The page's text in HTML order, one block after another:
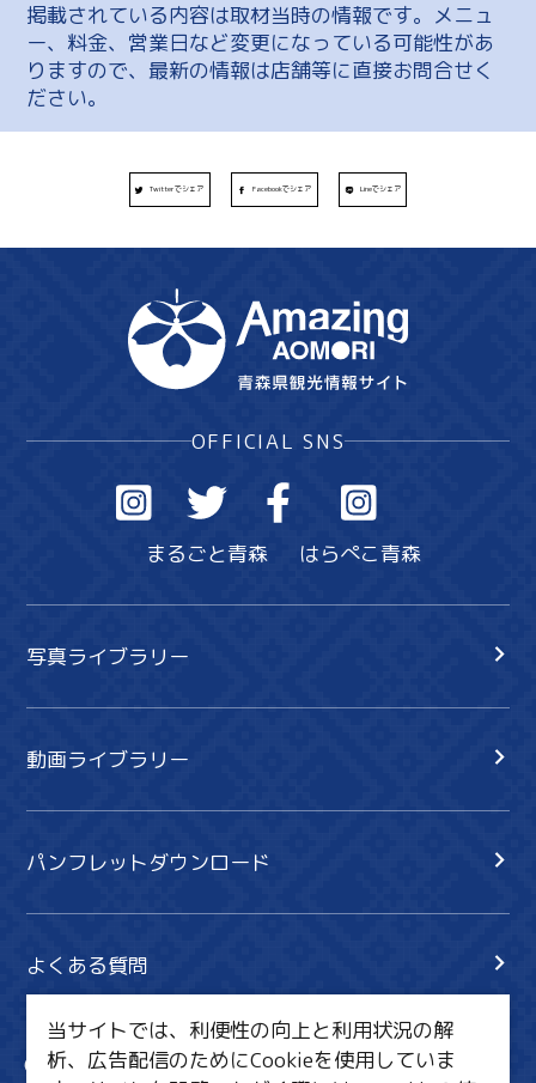
掲載されている内容は取材当時の情報です。メニュ
ー、料金、営業日など変更になっている可能性があ
りますので、最新の情報は店舗等に直接お問合せく
ださい。
Twitterでシェア Facebookでシェア Lineでシェア
OFFICIAL SNS
まるごと青森 はらぺこ青森
写真ライブラリー
動画ライブラリー
パンフレットダウンロード
よくある質問
サイト内検索 共有
当サイトでは、利便性の向上と利用状況の解
析、広告配信のためにCookieを使用していま